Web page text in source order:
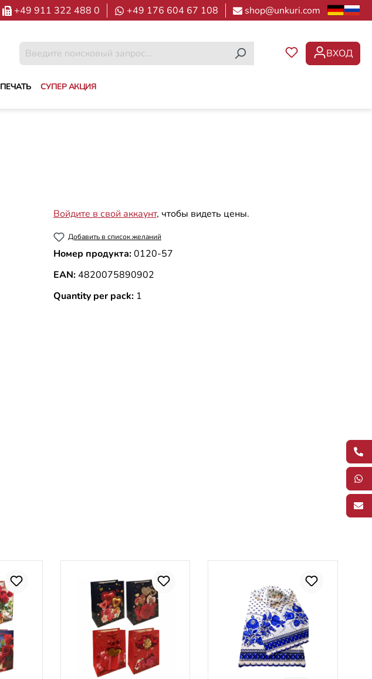
+49 911 322 488 0 +49 176 604 67 108 shop@unkuri.com
У ВАС ЕСТЬ
ВХОД
ПЕЧАТЬ СУПЕР АКЦИЯ
Войдите в свой аккаунт, чтобы видеть цены.
Добавить в список желаний
Номер продукта:0120-57
EAN:4820075890902
Quantity per pack: 1